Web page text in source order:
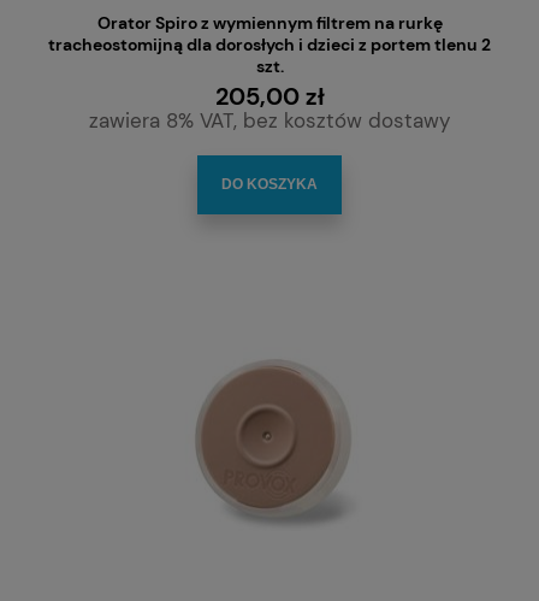
Orator Spiro z wymiennym filtrem na rurkę
tracheostomijną dla dorosłych i dzieci z portem tlenu 2
szt.
205,00 zł
zawiera 8% VAT, bez kosztów dostawy
DO KOSZYKA